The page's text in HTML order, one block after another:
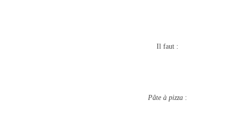
Il faut :
Pâte à pizza: